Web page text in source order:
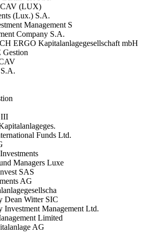
(LUX)
(Lux.) S.A.
Management S
Company S.A.
ERGO Kapitalanlagegesellschaft mbH
III
Funds Ltd.
Managers Luxe
SAS
AG
Dean Witter SIC
Investment Management Ltd.
Limited
AG